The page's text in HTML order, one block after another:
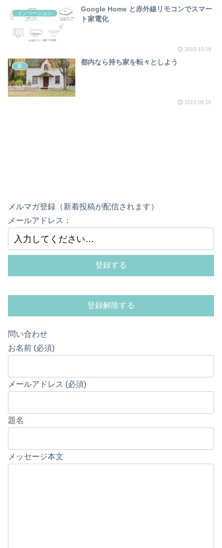
イノベーション
Google Home と赤外線リモコンでスマー
ト家電化
2019.10.09
家
都内なら持ち家を転々としよう
2019.09.18
メルマガ登録（新着投稿が配信されます）
メールアドレス：
問い合わせ
お名前 (必須)
メールアドレス (必須)
題名
メッセージ本文